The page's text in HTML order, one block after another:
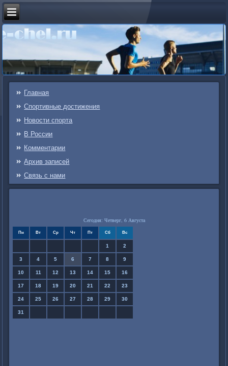
Главная
Спортивные достижения
Новости спорта
В России
Комментарии
Архив записей
Связь c нами
Сегодня: Четверг, 6 Августа
Пн Вт Ср Чт Пт Сб Вс
1 2
3 4 5 6 7 8 9
10 11 12 13 14 15 16
17 18 19 20 21 22 23
24 25 26 27 28 29 30
31